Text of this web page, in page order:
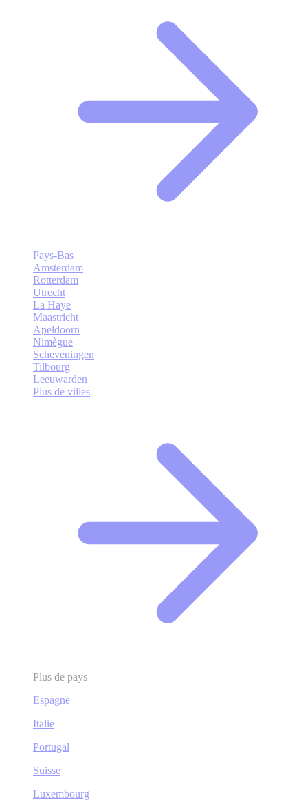
Pays-Bas
Amsterdam
Rotterdam
Utrecht
La Haye
Maastricht
Apeldoorn
Nimègue
Scheveningen
Tilbourg
Leeuwarden
Plus de villes
Plus de pays
Espagne
Italie
Portugal
Suisse
Luxembourg